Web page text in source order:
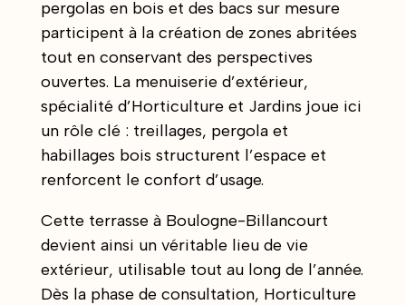
pergolas en bois et des bacs sur mesure
participent à la création de zones abritées
tout en conservant des perspectives
ouvertes. La menuiserie d’extérieur,
spécialité d’Horticulture et Jardins joue ici
un rôle clé : treillages, pergola et
habillages bois structurent l’espace et
renforcent le confort d’usage.
Cette terrasse à Boulogne-Billancourt
devient ainsi un véritable lieu de vie
extérieur, utilisable tout au long de l’année.
Dès la phase de consultation, Horticulture